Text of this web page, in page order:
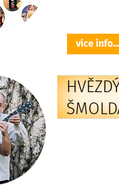
více info...